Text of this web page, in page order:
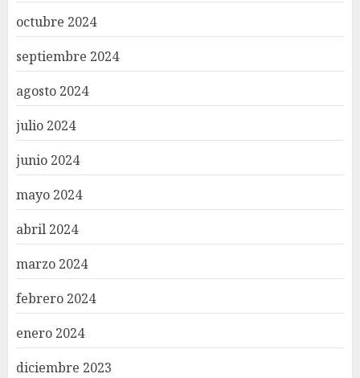
octubre 2024
septiembre 2024
agosto 2024
julio 2024
junio 2024
mayo 2024
abril 2024
marzo 2024
febrero 2024
enero 2024
diciembre 2023